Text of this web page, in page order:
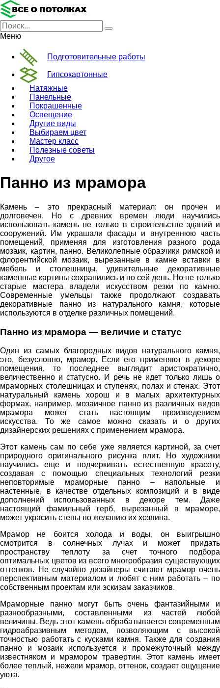
Меню
Подготовительные работы
Гипсокартонные
Натяжные
Панельные
Покрашенные
Освещение
Другие виды
Выбираем цвет
Мастер класс
Полезные советы
Другое
Панно из мрамора
Камень – это прекрасный материал: он прочен и
долговечен. Но с древних времен люди научились
использовать камень не только в строительстве зданий и
сооружений. Им украшали фасады и внутреннюю часть
помещений, применяя для изготовления разного рода
мозаик, картин, панно. Великолепные образчики римской и
флорентийской мозаик, вырезанные в камне вставки в
мебель и столешницы, удивительные декоративные
каменные картины сохранились и по сей день. Но не только
старые мастера владели искусством резки по камню.
Современные умельцы также продолжают создавать
декоративные панно из натурального камня, которые
используются в отделке различных помещений.
Панно из мрамора — величие и статус
Один из самых благородных видов натурального камня,
это, безусловно, мрамор. Если его применяют в декоре
помещения, то последнее выглядит аристократично,
величественно и статусно. И речь не идет только лишь о
мраморных столешницах и ступенях, полах и стенах. Этот
натуральный камень хорош и в малых архитектурных
формах, например, мозаичное панно из различных видов
мрамора может стать настоящим произведением
искусства. То же самое можно сказать и о других
дизайнерских решениях с применением мрамора.
Этот камень сам по себе уже является картиной, за счет
природного оригинального рисунка плит. Но художники
научились еще и подчеркивать естественную красоту,
создавая с помощью специальных технологий резки
неповторимые мраморные панно – напольные и
настенные, в качестве отдельных композиций и в виде
дополнений использованных в декоре тем. Даже
настоящий фамильный герб, вырезанный в мраморе,
может украсить стены по желанию их хозяина.
Мрамор не боится холода и воды, он выигрышно
смотрится в солнечных лучах и может придать
пространству теплоту за счет точного подбора
оптимальных цветов из всего многообразия существующих
оттенков. Не случайно дизайнеры считают мрамор очень
перспективным материалом и любят с ним работать – по
собственным проектам или эскизам заказчиков.
Мраморные панно могут быть очень фантазийными и
разнообразными, составленными из частей любой
величины. Ведь этот камень обрабатывается современным
гидроабразивным методом, позволяющим с высокой
точностью работать с кусками камня. Также для создания
панно и мозаик используется и промежуточный между
известняком и мрамором травертин. Этот камень имеет
более теплый, нежели мрамор, оттенок, создает ощущение
уюта.